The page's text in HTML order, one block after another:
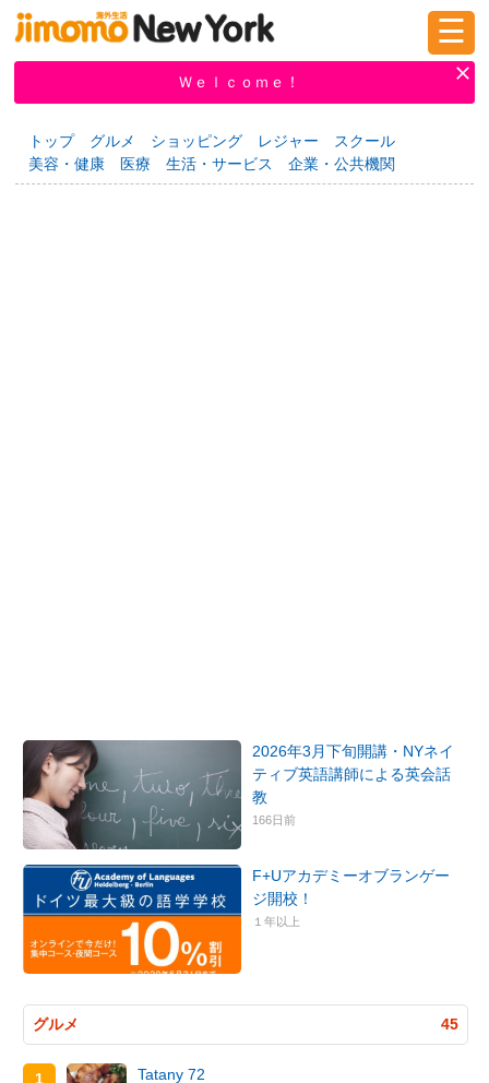
新規登録
掲示板 タウン情報 教えて！
☰
Ｗｅｌｃｏｍｅ！
トップ グルメ ショッピング レジャー
スクール
美容・健康
医療 生活・サービス 企業・公共機関
2026年3月下旬開講・NYネイ
ティブ英語講師による英会話
教
166日前
F+Uアカデミーオブランゲー
ジ開校！
１年以上
グルメ 45
1
Tatany 72